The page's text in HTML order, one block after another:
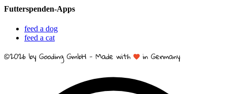
Futterspenden-Apps
feed a dog
feed a cat